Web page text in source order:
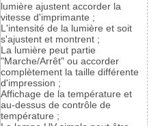
lumière ajustent accorder la
vitesse d'imprimante ;
L'intensité de la lumière et soit
s'ajustent et montrent ;
La lumière peut partie
"Marche/Arrêt" ou accorder
complètement la taille différente
d'impression ;
Affichage de la température et
au-dessus de contrôle de
température ;